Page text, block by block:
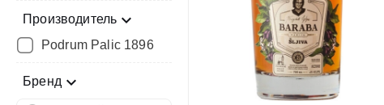
Производитель
Podrum Palic 1896
Бренд